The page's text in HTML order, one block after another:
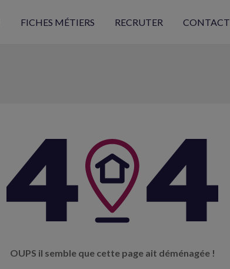
FICHES MÉTIERS RECRUTER CONTACT
OUPS il semble que cette page ait déménagée !